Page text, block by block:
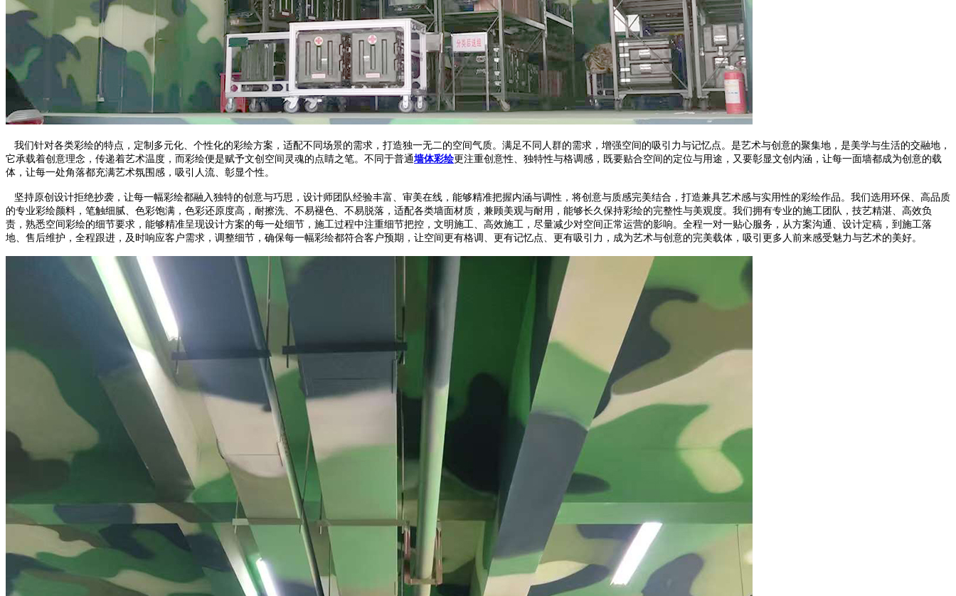
我们针对各类彩绘的特点，定制多元化、个性化的彩绘方案，适配不同场景的需求，打造独一无二的空间气质。满足不同人群的需求，增强空间的吸引力与记忆点。是艺术与创意的聚集地，是美学与生活的交融地，
它承载着创意理念，传递着艺术温度，而彩绘便是赋予文创空间灵魂的点睛之笔。不同于普通墙体彩绘更注重创意性、独特性与格调感，既要贴合空间的定位与用途，又要彰显文创内涵，让每一面墙都成为创意的载
体，让每一处角落都充满艺术氛围感，吸引人流、彰显个性。
坚持原创设计拒绝抄袭，让每一幅彩绘都融入独特的创意与巧思，设计师团队经验丰富、审美在线，能够精准把握内涵与调性，将创意与质感完美结合，打造兼具艺术感与实用性的彩绘作品。我们选用环保、高品质
的专业彩绘颜料，笔触细腻、色彩饱满，色彩还原度高，耐擦洗、不易褪色、不易脱落，适配各类墙面材质，兼顾美观与耐用，能够长久保持彩绘的完整性与美观度。我们拥有专业的施工团队，技艺精湛、高效负
责，熟悉空间彩绘的细节要求，能够精准呈现设计方案的每一处细节，施工过程中注重细节把控，文明施工、高效施工，尽量减少对空间正常运营的影响。全程一对一贴心服务，从方案沟通、设计定稿，到施工落
地、售后维护，全程跟进，及时响应客户需求，调整细节，确保每一幅彩绘都符合客户预期，让空间更有格调、更有记忆点、更有吸引力，成为艺术与创意的完美载体，吸引更多人前来感受魅力与艺术的美好。